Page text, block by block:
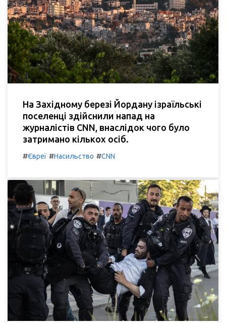
На Західному березі Йордану ізраїльські
поселенці здійснили напад на
журналістів CNN, внаслідок чого було
затримано кількох осіб.
#Євреї #Насильство #CNN